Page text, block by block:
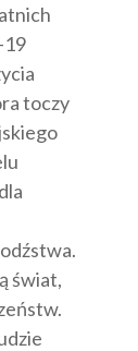
19
toczy
świat,